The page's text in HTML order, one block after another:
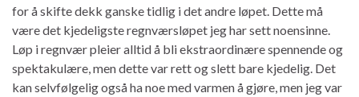
for å skifte dekk ganske tidlig i det andre løpet. Dette må
være det kjedeligste regnværsløpet jeg har sett noensinne.
Løp i regnvær pleier alltid å bli ekstraordinære spennende og
spektakulære, men dette var rett og slett bare kjedelig. Det
kan selvfølgelig også ha noe med varmen å gjøre, men jeg var